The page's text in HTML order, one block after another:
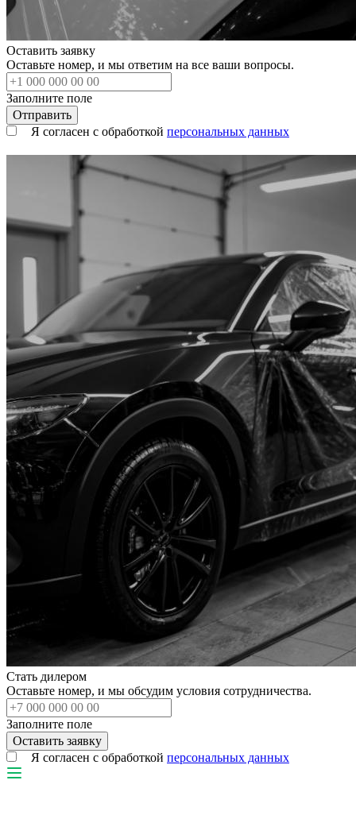
Оставить заявку
Оставьте номер, и мы ответим на все ваши вопросы.
Заполните поле
Я согласен с обработкой персональных данных
Стать дилером
Оставьте номер, и мы обсудим условия сотрудничества.
Заполните поле
Я согласен с обработкой персональных данных